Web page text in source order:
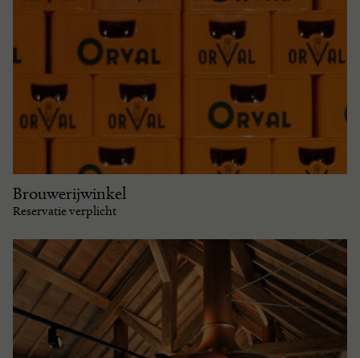
Brouwerijwinkel
Reservatie verplicht